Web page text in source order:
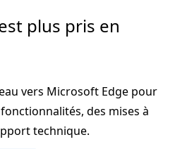
plus pris en
vers Microsoft Edge pour
des mises à
technique.